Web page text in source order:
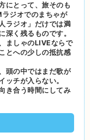
にとって、旅そのも
ジオでのまちゃが
ラジオ」だけでは満
深く残るものです。
ましゃのLIVEならで
とへの少しの抵抗感
頭の中ではまだ歌が
ッチが入らない。
き合う時間にしてみ